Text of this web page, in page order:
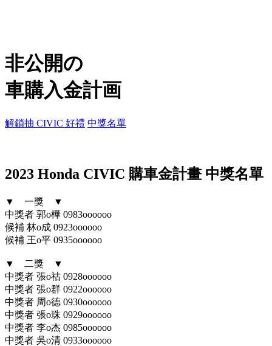
非公開の
車購入金計画
解鎖抽 CIVIC 好禮 中獎名單
2023 Honda CIVIC 購車金計畫 中獎名單
▼ 一獎 ▼
中獎者 郭o樺 0983oooooo
候補 林o成 0923oooooo
候補 王o平 0935oooooo
▼ 二獎 ▼
中獎者 張o祜 0928oooooo
中獎者 張o群 0922oooooo
中獎者 周o德 0930oooooo
中獎者 張o珠 0929oooooo
中獎者 李o杰 0985oooooo
中獎者 吳o清 0933oooooo